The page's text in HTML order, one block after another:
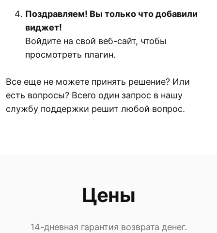
Поздравляем! Вы только что добавили
виджет!
Войдите на свой веб-сайт, чтобы
просмотреть плагин.
Все еще не можете принять решение? Или
есть вопросы? Всего один запрос в нашу
службу поддержки решит любой вопрос.
Цены
14-дневная гарантия возврата денег.